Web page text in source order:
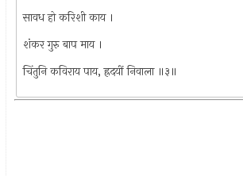
सावध हो करिशी काय ।
शंकर गुरु बाप माय ।
चिंतुनि कविराय पाय, ह्रदयीं निवाला ॥३॥